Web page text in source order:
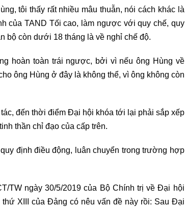
tôi thấy rất nhiều mâu thuẫn, nói cách khác là
của TAND Tối cao, làm ngược với quy chế, quy
bộ còn dưới 18 tháng là về nghỉ chế độ.
hoàn toàn trái ngược, bởi vì nếu ông Hùng về
ông Hùng ở đây là không thể, vì ông không còn
đến thời điểm Đại hội khóa tới lại phải sắp xếp
thần chỉ đạo của cấp trên.
định điều động, luân chuyển trong trường hợp
TW ngày 30/5/2019 của Bộ Chính trị về Đại hội
XIII của Đảng có nêu vấn đề này rồi: Sau Đại